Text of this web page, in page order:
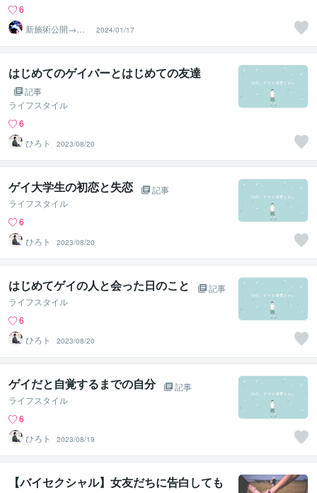
6
新施術公開→≪
相手意識強制変
化≫◆星桜龍
2024/01/17
はじめてのゲイバーとはじめての友達
記事
ライフスタイル
6
ひろト
2023/08/20
ゲイ大学生の初恋と失恋
記事
ライフスタイル
6
ひろト
2023/08/20
はじめてゲイの人と会った日のこと
記事
ライフスタイル
6
ひろト
2023/08/20
ゲイだと自覚するまでの自分
記事
ライフスタイル
6
ひろト
2023/08/19
【バイセクシャル】女友だちに告白しても